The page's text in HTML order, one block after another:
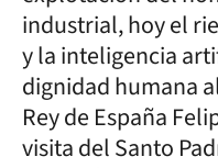
industrial, hoy el
y la inteligencia
dignidad humana
Rey de España
visita del Santo